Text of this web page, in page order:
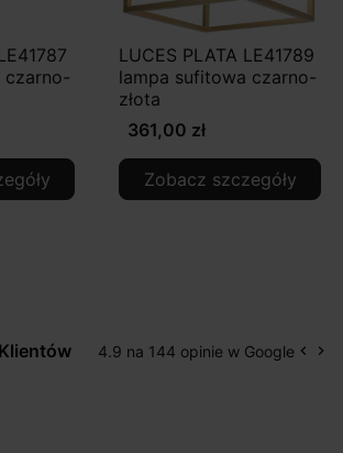
czarno-
LUCES PLATA LE41789
lampa sufitowa czarno-
złota
361,00 zł
Zobacz szczegóły
4.9 na 144 opinie w Google keyboard_arrow_left keyboard_arrow_right